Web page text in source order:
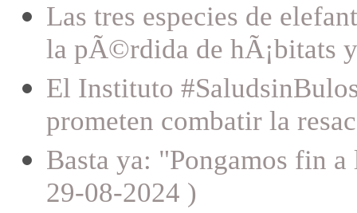
Las tres especies de
la pÃ©rdida de hÃ¡bitats
El Instituto
prometen combatir la
Basta ya: "Pongamos fin
29-08-2024 )